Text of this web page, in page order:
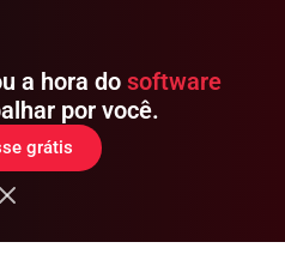
a hora do software
por você.
grátis